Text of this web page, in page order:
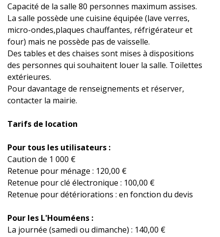
Capacité de la salle 80 personnes maximum assises.
La salle possède une cuisine équipée (lave verres,
micro-ondes,plaques chauffantes, réfrigérateur et
four) mais ne possède pas de vaisselle.
Des tables et des chaises sont mises à dispositions
des personnes qui souhaitent louer la salle. Toilettes
extérieures.
Pour davantage de renseignements et réserver,
contacter la mairie.
Tarifs de location
Pour tous les utilisateurs :
Caution de 1 000 €
Retenue pour ménage : 120,00 €
Retenue pour clé électronique : 100,00 €
Retenue pour détériorations : en fonction du devis
Pour les L'Houméens :
La journée (samedi ou dimanche) : 140,00 €